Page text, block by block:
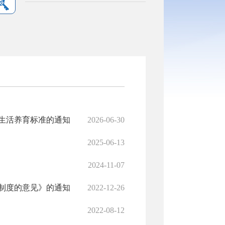
活养育标准的通知 2026-06-30
2025-06-13
2024-11-07
度的意见》的通知 2022-12-26
2022-08-12